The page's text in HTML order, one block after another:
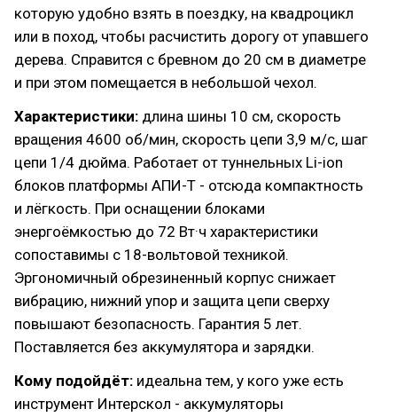
которую удобно взять в поездку, на квадроцикл
или в поход, чтобы расчистить дорогу от упавшего
дерева. Справится с бревном до 20 см в диаметре
и при этом помещается в небольшой чехол.
Характеристики: длина шины 10 см, скорость
вращения 4600 об/мин, скорость цепи 3,9 м/с, шаг
цепи 1/4 дюйма. Работает от туннельных Li-ion
блоков платформы АПИ-Т - отсюда компактность
и лёгкость. При оснащении блоками
энергоёмкостью до 72 Вт·ч характеристики
сопоставимы с 18-вольтовой техникой.
Эргономичный обрезиненный корпус снижает
вибрацию, нижний упор и защита цепи сверху
повышают безопасность. Гарантия 5 лет.
Поставляется без аккумулятора и зарядки.
Кому подойдёт: идеальна тем, у кого уже есть
инструмент Интерскол - аккумуляторы